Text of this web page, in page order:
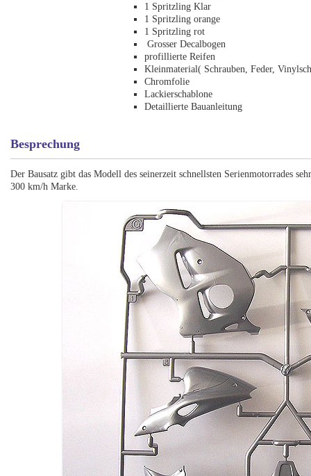
1 Spritzling Klar
1 Spritzling orange
1 Spritzling rot
Grosser Decalbogen
profillierte Reifen
Kleinmaterial( Schrauben, Feder,
Chromfolie
Lackierschablone
Detaillierte Bauanleitung
Besprechung
Der Bausatz gibt das Modell des seinerzeit schnellsten Serienmotorrades
300 km/h Marke.